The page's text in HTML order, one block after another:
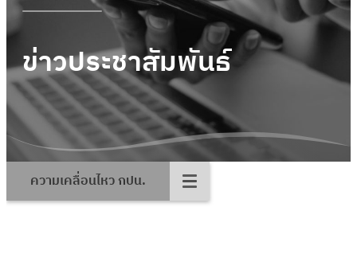
ข่าวประชาสัมพันธ์
ความเคลื่อนไหว กปน.